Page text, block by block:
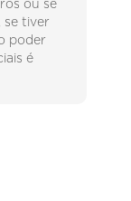
ou se
se tiver
poder
é